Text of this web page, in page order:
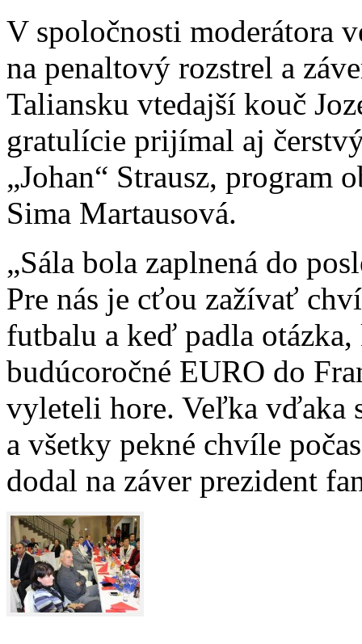
V spoločnosti moderátora
na penaltový rozstrel a
Taliansku vtedajší kouč
gratulície prijímal aj
„Johan“ Strausz, program
Sima Martausová.
„Sála bola zaplnená do
Pre nás je cťou zažívať
futbalu a keď padla
budúcoročné EURO do
vyleteli hore. Veľka vďaka
a všetky pekné chvíle
dodal na záver prezident